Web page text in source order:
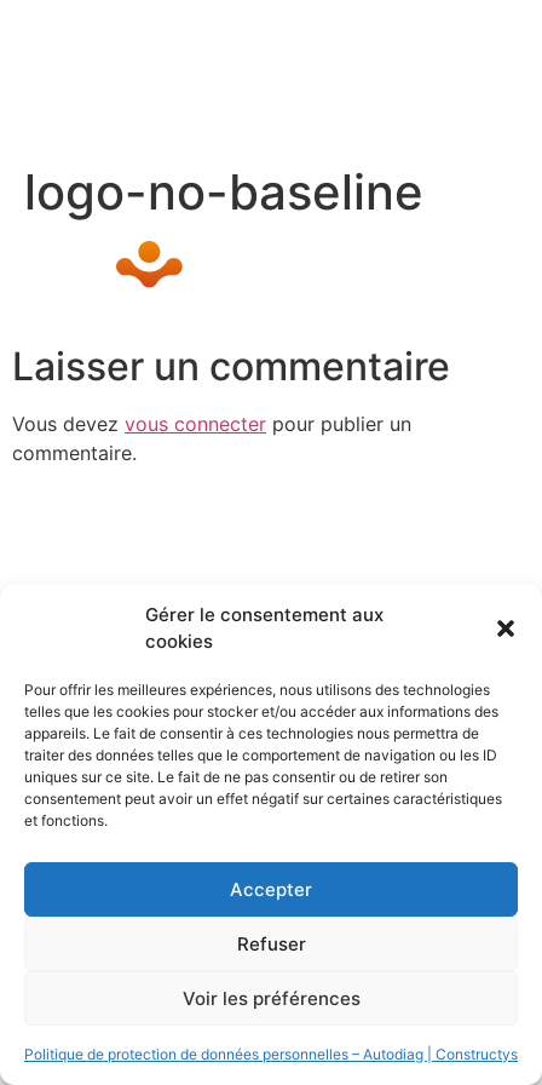
Gérer le consentement aux
cookies
Pour offrir les meilleures expériences, nous utilisons des technologies
telles que les cookies pour stocker et/ou accéder aux informations des
appareils. Le fait de consentir à ces technologies nous permettra de
traiter des données telles que le comportement de navigation ou les ID
uniques sur ce site. Le fait de ne pas consentir ou de retirer son
consentement peut avoir un effet négatif sur certaines caractéristiques
et fonctions.
Accepter
Refuser
Voir les préférences
Politique de protection de données personnelles – Autodiag | Constructys
logo-no-baseline
Laisser un commentaire
Vous devez vous connecter pour publier un
commentaire.
All rights reserved